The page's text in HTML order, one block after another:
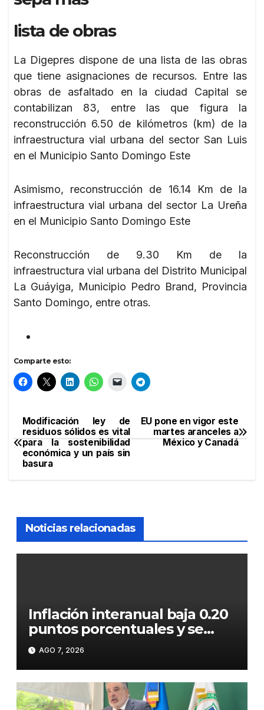
lista de obras
La Digepres dispone de una lista de las obras
que tiene asignaciones de recursos. Entre las
obras de asfaltado en la ciudad Capital se
contabilizan 83, entre las que figura la
reconstrucción 6.50 de kilómetros (km) de la
infraestructura vial urbana del sector San Luis
en el Municipio Santo Domingo Este
Asimismo, reconstrucción de 16.14 Km de la
infraestructura vial urbana del sector La Ureña
en el Municipio Santo Domingo Este
Reconstrucción de 9.30 Km de la
infraestructura vial urbana del Distrito Municipal
La Guáyiga, Municipio Pedro Brand, Provincia
Santo Domingo, entre otras.
Comparte esto:
Navegación
de
EU pone en vigor este
martes aranceles a
México y Canadá
Modificación ley de
residuos sólidos es vital
para la sostenibilidad
económica y un país sin
basura
Noticias relacionadas
Inflación interanual baja 0.20
puntos porcentuales y se
sitúa en 5.47 %
AGO 7, 2026